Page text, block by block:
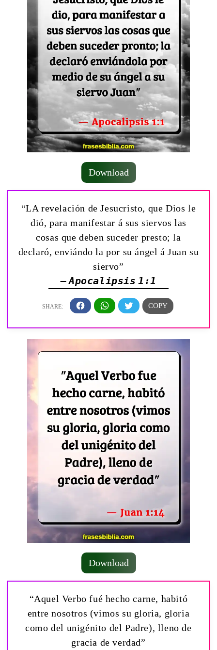
Download
“LA revelación de Jesucristo, que Dios le
dió, para manifestar á sus siervos las
cosas que deben suceder presto; la
declaró, enviándo la por su ángel á Juan su
siervo”
— Apocalipsis 1:1
Download
“Aquel Verbo fué hecho carne, habitó
entre nosotros (vimos su gloria, gloria
como del unigénito del Padre), lleno de
gracia de verdad”